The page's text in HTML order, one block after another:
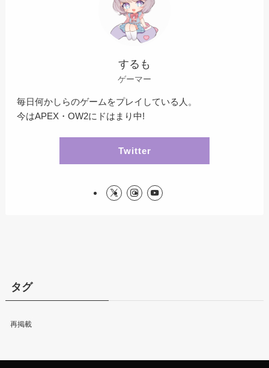
するも
ゲーマー
毎日何かしらのゲームをプレイしている人。
今はAPEX・OW2にドはまり中!
Twitter
タグ
再掲載